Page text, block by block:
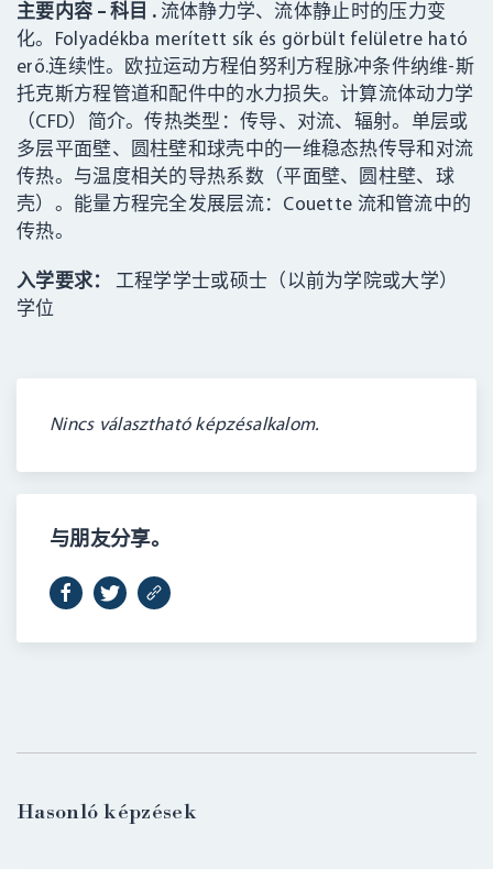
BELÉPÉS
主要内容 – 科目 . 流体静力学、流体静止时的压力变
化。Folyadékba merített sík és görbült felületre ható
erő.连续性。欧拉运动方程伯努利方程脉冲条件纳维-斯
托克斯方程管道和配件中的水力损失。计算流体动力学
（CFD）简介。传热类型：传导、对流、辐射。单层或
多层平面壁、圆柱壁和球壳中的一维稳态热传导和对流
传热。与温度相关的导热系数（平面壁、圆柱壁、球
壳）。能量方程完全发展层流：Couette 流和管流中的
传热。
入学要求： 工程学学士或硕士（以前为学院或大学）
学位
Nincs választható képzésalkalom.
与朋友分享。
Hasonló képzések